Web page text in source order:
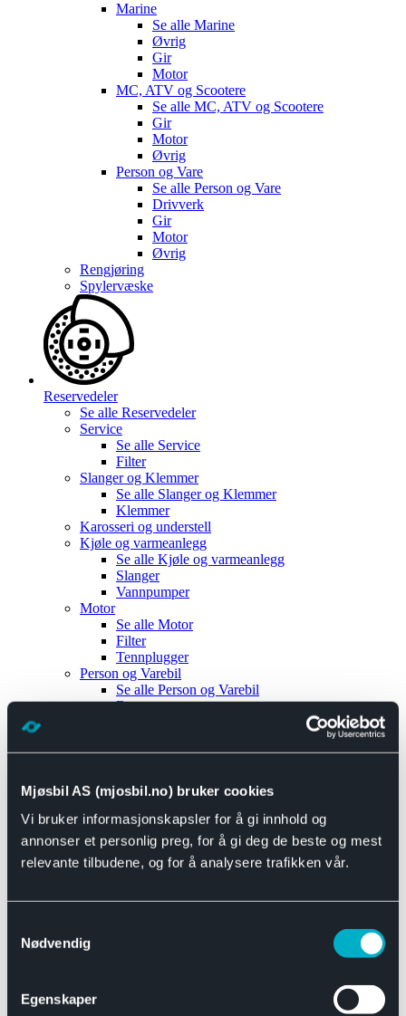
Mjøsbil AS (mjosbil.no) bruker cookies
Vi bruker informasjonskapsler for å gi innhold og
annonser et personlig preg, for å gi deg de beste og mest
relevante tilbudene, og for å analysere trafikken vår.
Nødvendig
Egenskaper
Marine
Se alle Marine
Øvrig
Gir
Motor
MC, ATV og Scootere
Se alle MC, ATV og Scootere
Gir
Motor
Øvrig
Person og Vare
Se alle Person og Vare
Drivverk
Gir
Motor
Øvrig
Rengjøring
Spylervæske
Reservedeler
Se alle Reservedeler
Service
Se alle Service
Filter
Slanger og Klemmer
Se alle Slanger og Klemmer
Klemmer
Karosseri og understell
Kjøle og varmeanlegg
Se alle Kjøle og varmeanlegg
Slanger
Vannpumper
Motor
Se alle Motor
Filter
Tennplugger
Person og Varebil
Se alle Person og Varebil
Brems
Motor og drivverk
Se alle Universal
Bremsedeler
Se alle Bremsedeler
Bremsenippler
Drivline og motor
Se alle Drivline og motor
Eksosanlegg